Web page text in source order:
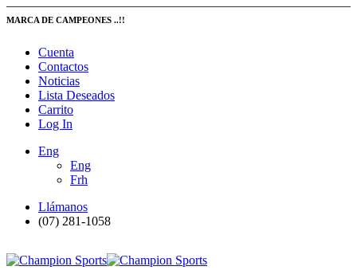
MARCA DE CAMPEONES ..!!
Cuenta
Contactos
Noticias
Lista Deseados
Carrito
Log In
Eng
Eng
Frh
Llámanos
(07) 281-1058